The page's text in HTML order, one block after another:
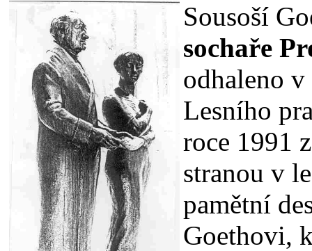
Sousoší
sochaře
odhaleno
Lesního
roce 1991
stranou v
pamětní
Goethovi,